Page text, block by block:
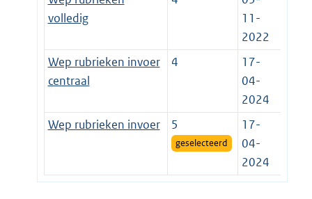
volledig
11-
2022
Wep rubrieken invoer
centraal
4
17-
04-
2024
Wep rubrieken invoer
5
geselecteerd
17-
04-
2024